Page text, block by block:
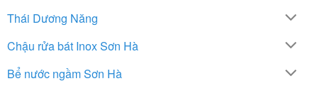
Thái Dương Năng
Chậu rửa bát Inox Sơn Hà
Bể nước ngầm Sơn Hà